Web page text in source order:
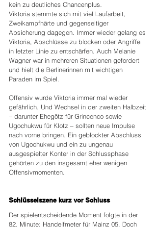
kein zu deutliches Chancenplus.
Viktoria stemmte sich mit viel Laufarbeit,
Zweikampfhärte und gegenseitiger
Absicherung dagegen. Immer wieder gelang es
Viktoria, Abschlüsse zu blocken oder Angriffe
in letzter Linie zu entschärfen. Auch Melanie
Wagner war in mehreren Situationen gefordert
und hielt die Berlinerinnen mit wichtigen
Paraden im Spiel.
Offensiv wurde Viktoria immer mal wieder
gefährlich. Und Wechsel in der zweiten Halbzeit
– darunter Ehegötz für Grincenco sowie
Ugochukwu für Klotz – sollten neue Impulse
nach vorne bringen. Ein geblockter Abschluss
von Ugochukwu und ein zu ungenau
ausgespielter Konter in der Schlussphase
gehörten zu den insgesamt eher wenigen
Offensivmomenten.
Schlüsselszene kurz vor Schluss
Der spielentscheidende Moment folgte in der
82. Minute: Handelfmeter für Mainz 05. Doch